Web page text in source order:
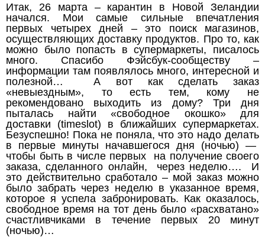
Итак, 26 марта – карантин в Новой Зеландии
начался. Мои самые сильные впечатления
первых четырех дней – это поиск магазинов,
осуществляющих доставку продуктов. Про то, как
можно было попасть в супермаркеты, писалось
много. Спасибо Фэйсбук-сообществу –
информации там появлялось много, интересной и
полезной… А вот как сделать заказ
«невыездным», то есть тем, кому не
рекомендовано выходить из дому? Три дня
пыталась найти «свободное окошко» для
доставки (timeslot) в ближайших супермаркетах.
Безуспешно! Пока не поняла, что это надо делать
в первые минуты начавшегося дня (ночью) —
чтобы быть в числе первых на получение своего
заказа, сделанного онлайн, через неделю…. И
это действительно сработало – мой заказ можно
было забрать через неделю в указанное время,
которое я успела забронировать. Как оказалось,
свободное время на тот день было «расхватано»
счастливчиками в течение первых 20 минут
(ночью)…